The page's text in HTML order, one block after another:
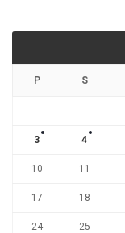
P S
3 4
10 11
17 18
24 25